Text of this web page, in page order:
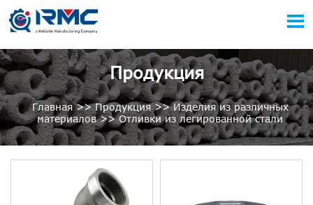

Продукция
Главная>>Продукция>>Изделия из различных
материалов>>Отливки из легированной стали